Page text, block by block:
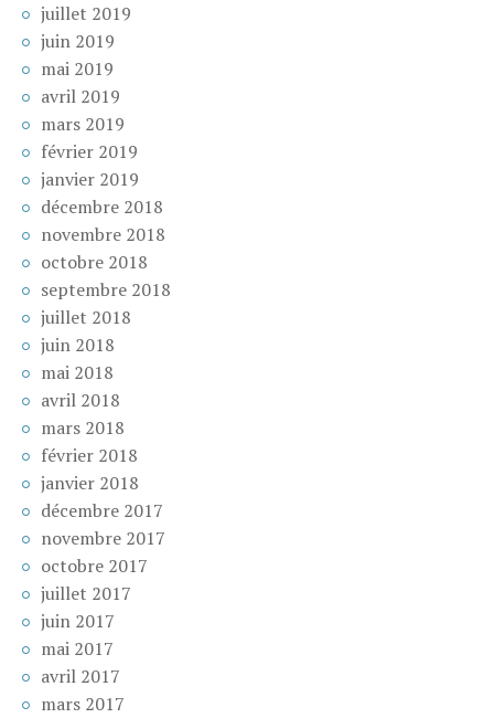
juillet 2019
juin 2019
mai 2019
avril 2019
mars 2019
février 2019
janvier 2019
décembre 2018
novembre 2018
octobre 2018
septembre 2018
juillet 2018
juin 2018
mai 2018
avril 2018
mars 2018
février 2018
janvier 2018
décembre 2017
novembre 2017
octobre 2017
juillet 2017
juin 2017
mai 2017
avril 2017
mars 2017